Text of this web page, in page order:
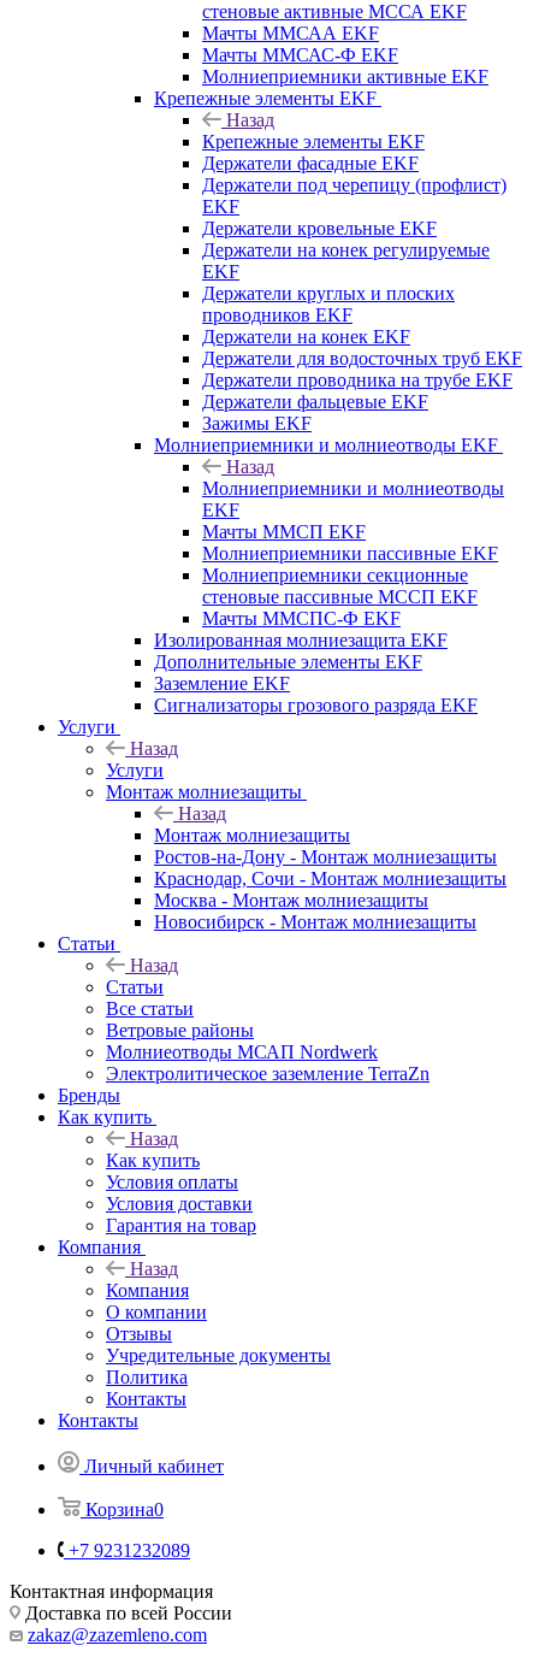
стеновые активные МССА EKF
Мачты ММСАА EKF
Мачты ММСАС-Ф EKF
Молниеприемники активные EKF
Крепежные элементы EKF
Назад
Крепежные элементы EKF
Держатели фасадные EKF
Держатели под черепицу (профлист)
EKF
Держатели кровельные EKF
Держатели на конек регулируемые
EKF
Держатели круглых и плоских
проводников EKF
Держатели на конек EKF
Держатели для водосточных труб EKF
Держатели проводника на трубе EKF
Держатели фальцевые EKF
Зажимы EKF
Молниеприемники и молниеотводы EKF
Назад
Молниеприемники и молниеотводы
EKF
Мачты ММСП EKF
Молниеприемники пассивные EKF
Молниеприемники секционные
стеновые пассивные МССП EKF
Мачты ММСПС-Ф EKF
Изолированная молниезащита EKF
Дополнительные элементы EKF
Заземление EKF
Сигнализаторы грозового разряда EKF
Услуги
Назад
Услуги
Монтаж молниезащиты
Назад
Монтаж молниезащиты
Ростов-на-Дону - Монтаж молниезащиты
Краснодар, Сочи - Монтаж молниезащиты
Москва - Монтаж молниезащиты
Новосибирск - Монтаж молниезащиты
Статьи
Назад
Статьи
Все статьи
Ветровые районы
Молниеотводы МСАП Nordwerk
Электролитическое заземление TerraZn
Бренды
Как купить
Назад
Как купить
Условия оплаты
Условия доставки
Гарантия на товар
Компания
Назад
Компания
О компании
Отзывы
Учредительные документы
Политика
Контакты
Контакты
Личный кабинет
Корзина0
+7 9231232089
Контактная информация
Доставка по всей России
zakaz@zazemleno.com